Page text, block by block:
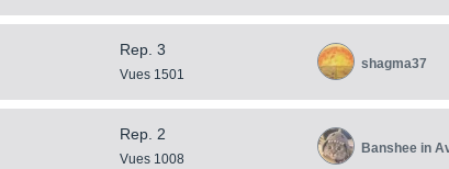
Rep. 3
Vues 1501
shagma37
Rep. 2
Vues 1008
Banshee in